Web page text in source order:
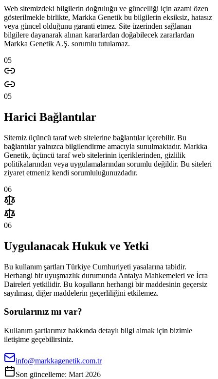
Web sitemizdeki bilgilerin doğruluğu ve güncelliği için azami özen
gösterilmekle birlikte, Markka Genetik bu bilgilerin eksiksiz, hatasız
veya güncel olduğunu garanti etmez. Site üzerinden sağlanan
bilgilere dayanarak alınan kararlardan doğabilecek zararlardan
Markka Genetik A.Ş. sorumlu tutulamaz.
05
05
Harici Bağlantılar
Sitemiz üçüncü taraf web sitelerine bağlantılar içerebilir. Bu
bağlantılar yalnızca bilgilendirme amacıyla sunulmaktadır. Markka
Genetik, üçüncü taraf web sitelerinin içeriklerinden, gizlilik
politikalarından veya uygulamalarından sorumlu değildir. Bu siteleri
ziyaret etmeniz kendi sorumluluğunuzdadır.
06
06
Uygulanacak Hukuk ve Yetki
Bu kullanım şartları Türkiye Cumhuriyeti yasalarına tabidir.
Herhangi bir uyuşmazlık durumunda Antalya Mahkemeleri ve İcra
Daireleri yetkilidir. Bu koşulların herhangi bir maddesinin geçersiz
sayılması, diğer maddelerin geçerliliğini etkilemez.
Sorularınız mı var?
Kullanım şartlarımız hakkında detaylı bilgi almak için bizimle
iletişime geçebilirsiniz.
info@markkagenetik.com.tr
Son güncelleme: Mart 2026